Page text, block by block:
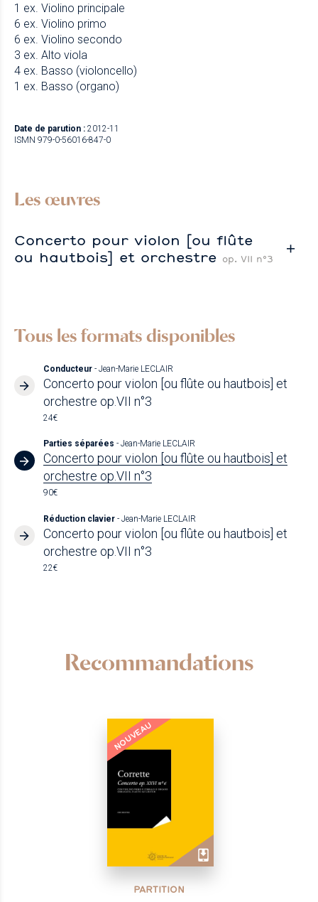
1 ex. Violino principale
6 ex. Violino primo
6 ex. Violino secondo
3 ex. Alto viola
4 ex. Basso (violoncello)
1 ex. Basso (organo)
Date de parution : 2012-11
ISMN 979-0-56016-847-0
Les œuvres
Concerto pour violon [ou flûte
ou hautbois] et orchestre op. VII n°3
Tous les formats disponibles
Conducteur - Jean-Marie LECLAIR
Concerto pour violon [ou flûte ou hautbois] et
orchestre op.VII n°3
24€
Parties séparées - Jean-Marie LECLAIR
Concerto pour violon [ou flûte ou hautbois] et
orchestre op.VII n°3
90€
Réduction clavier - Jean-Marie LECLAIR
Concerto pour violon [ou flûte ou hautbois] et
orchestre op.VII n°3
22€
Recommandations
NOUVEAU
PARTITION